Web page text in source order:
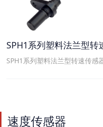
SPH1系列塑料法兰型转
SPH1系列塑料法兰型转速传
速度传感器